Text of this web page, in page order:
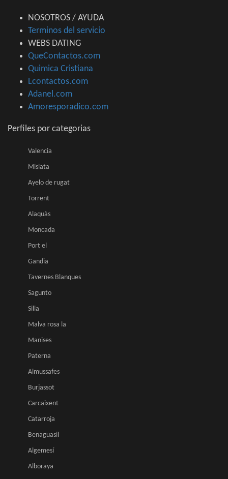
NOSOTROS / AYUDA
Terminos del servicio
WEBS DATING
QueContactos.com
Quimica Cristiana
Lcontactos.com
Adanel.com
Amoresporadico.com
Perfiles por categorias
Valencia
Mislata
Ayelo de rugat
Torrent
Alaquàs
Moncada
Port el
Gandia
Tavernes Blanques
Sagunto
Silla
Malva rosa la
Manises
Paterna
Almussafes
Burjassot
Carcaixent
Catarroja
Benaguasil
Algemesí
Alboraya